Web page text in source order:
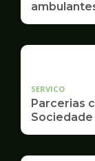
SERVICO
Parcerias
Sociedade